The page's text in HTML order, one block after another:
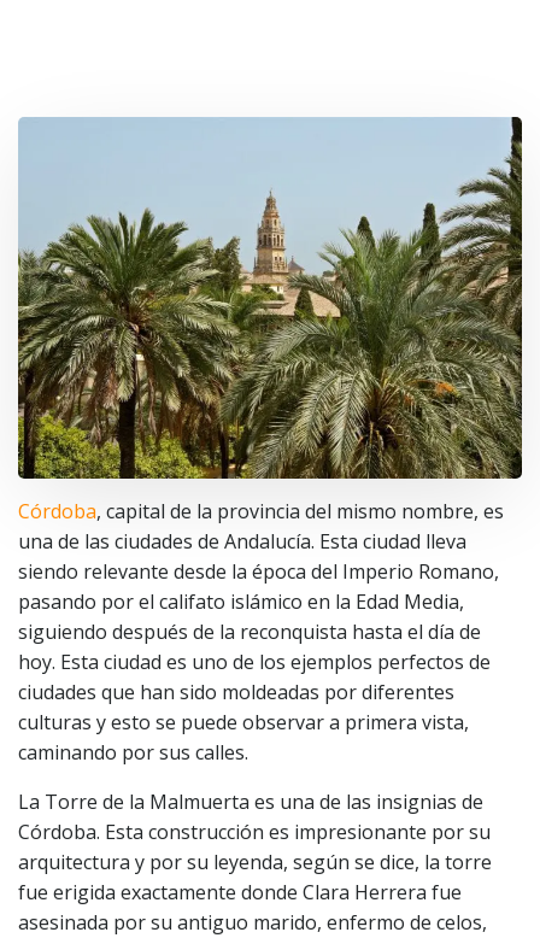
Córdoba, capital de la provincia del mismo nombre, es
una de las ciudades de Andalucía. Esta ciudad lleva
siendo relevante desde la época del Imperio Romano,
pasando por el califato islámico en la Edad Media,
siguiendo después de la reconquista hasta el día de
hoy. Esta ciudad es uno de los ejemplos perfectos de
ciudades que han sido moldeadas por diferentes
culturas y esto se puede observar a primera vista,
caminando por sus calles.
La Torre de la Malmuerta es una de las insignias de
Córdoba. Esta construcción es impresionante por su
arquitectura y por su leyenda, según se dice, la torre
fue erigida exactamente donde Clara Herrera fue
asesinada por su antiguo marido, enfermo de celos,